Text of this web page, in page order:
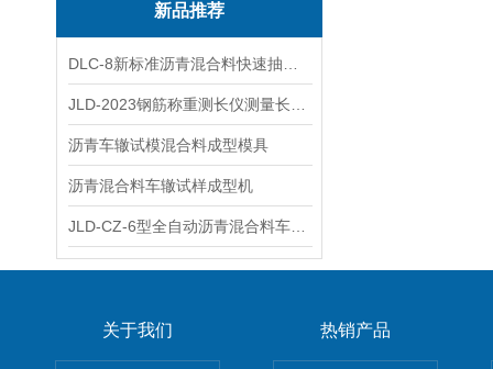
新品推荐
沥青车辙试模混合料成型模具
沥青混合料车辙试样成型机
关于我们 热销产品